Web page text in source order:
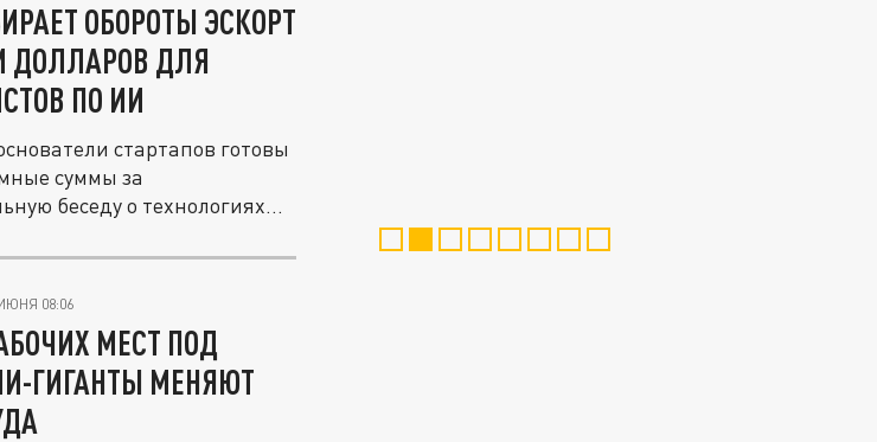
ОБОРОТЫ ЭСКОРТ
ДОЛЛАРОВ ДЛЯ
ПО ИИ
стартапов готовы
суммы за
беседу о технологиях
08:06
МЕСТ ПОД
ГИГАНТЫ МЕНЯЮТ